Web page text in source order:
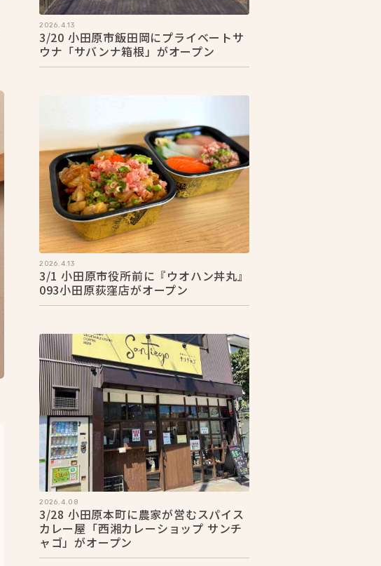
2026.4.13
3/20 小田原市飯田岡にプライベートサ
ウナ「サバンナ箱根」がオープン
2026.4.13
3/1 小田原市役所前に『ウオハン丼丸』
093小田原荻窪店がオープン
2026.4.08
3/28 小田原本町に農家が営むスパイス
カレー屋「西湘カレーショップ サンチ
ャゴ」がオープン